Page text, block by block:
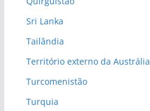
Sri Lanka
Tailândia
Território externo da Austrália
Turcomenistão
Turquia